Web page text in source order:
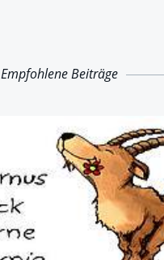
Empfohlene Beiträge